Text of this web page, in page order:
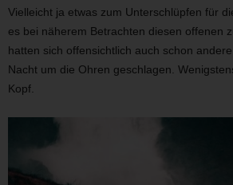
Vielleicht ja etwas zum Unterschlüpfen für
es bei näherem Betrachten diesen offenen
hatten sich offensichtlich auch schon
Nacht um die Ohren geschlagen.
Kopf.